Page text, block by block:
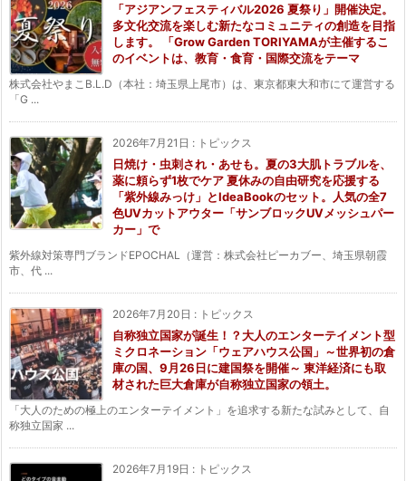
「アジアンフェスティバル2026 夏祭り」開催決定。
多文化交流を楽しむ新たなコミュニティの創造を目指
します。 「Grow Garden TORIYAMAが主催するこ
のイベントは、教育・食育・国際交流をテーマ
株式会社やまこB.L.D（本社：埼玉県上尾市）は、東京都東大和市にて運営する
「G ...
2026年7月21日 : トピックス
日焼け・虫刺され・あせも。夏の3大肌トラブルを、
薬に頼らず1枚でケア 夏休みの自由研究を応援する
「紫外線みっけ」とIdeaBookのセット。人気の全7
色UVカットアウター「サンブロックUVメッシュパー
カー」で
紫外線対策専門ブランドEPOCHAL（運営：株式会社ピーカブー、埼玉県朝霞
市、代 ...
2026年7月20日 : トピックス
自称独立国家が誕生！？大人のエンターテイメント型
ミクロネーション「ウェアハウス公国」～世界初の倉
庫の国、9月26日に建国祭を開催～ 東洋経済にも取
材された巨大倉庫が自称独立国家の領土。
「大人のための極上のエンターテイメント」を追求する新たな試みとして、自
称独立国家 ...
2026年7月19日 : トピックス